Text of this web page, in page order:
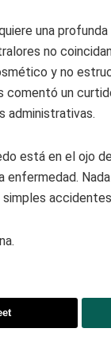
una
no
y no
un
administrativas.
está en el ojo